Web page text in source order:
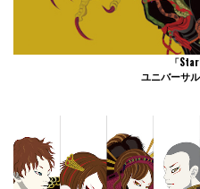
「
ユニバーサ